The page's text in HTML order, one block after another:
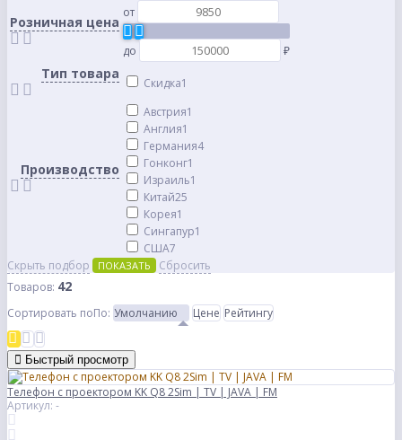
Розничная цена
от
до ₽
Тип товара
Скидка1
Производство
Австрия1
Англия1
Германия4
Гонконг1
Израиль1
Китай25
Корея1
Сингапур1
США7
Скрыть подбор
ПОКАЗАТЬ
Сбросить
Товаров: 42
Сортировать поПо: Умолчанию Цене Рейтингу
Быстрый просмотр
Телефон с проектором KK Q8 2Sim | TV | JAVA | FM
Артикул: -